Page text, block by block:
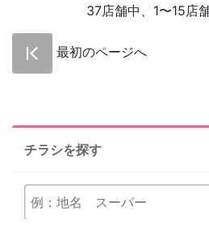
37店舗中、1〜15店
最初のページへ
チラシを探す